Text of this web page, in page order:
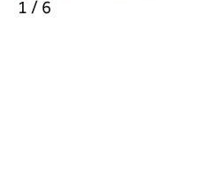
1 / 6